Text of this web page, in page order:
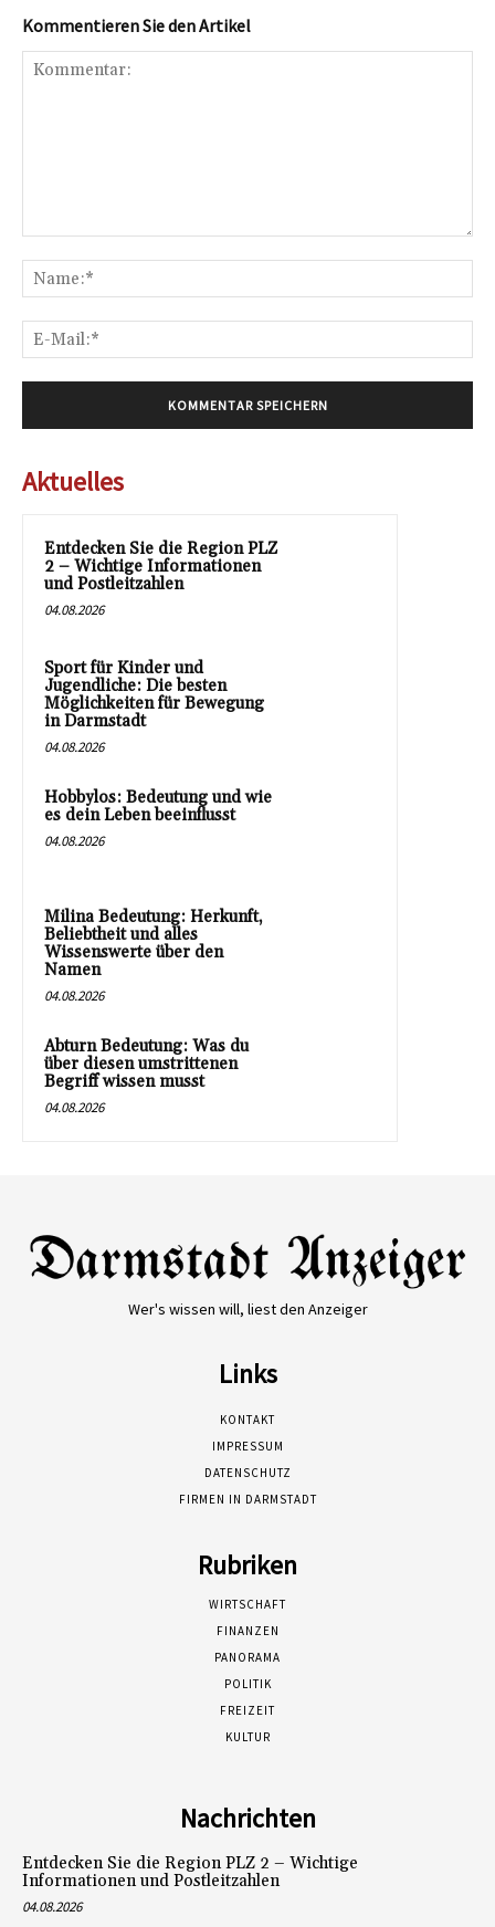
Kommentieren Sie den Artikel
Aktuelles
Entdecken Sie die Region PLZ
2 – Wichtige Informationen
und Postleitzahlen
04.08.2026
Sport für Kinder und
Jugendliche: Die besten
Möglichkeiten für Bewegung
in Darmstadt
04.08.2026
Hobbylos: Bedeutung und wie
es dein Leben beeinflusst
04.08.2026
Milina Bedeutung: Herkunft,
Beliebtheit und alles
Wissenswerte über den
Namen
04.08.2026
Abturn Bedeutung: Was du
über diesen umstrittenen
Begriff wissen musst
04.08.2026
Wer's wissen will, liest den Anzeiger
Links
KONTAKT
IMPRESSUM
DATENSCHUTZ
FIRMEN IN DARMSTADT
Rubriken
WIRTSCHAFT
FINANZEN
PANORAMA
POLITIK
FREIZEIT
KULTUR
Nachrichten
Entdecken Sie die Region PLZ 2 – Wichtige
Informationen und Postleitzahlen
04.08.2026